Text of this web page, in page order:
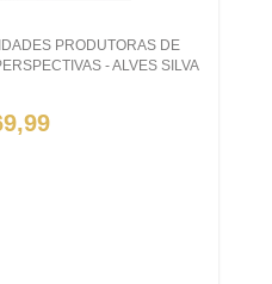
PRODUTORAS DE
- ALVES SILVA